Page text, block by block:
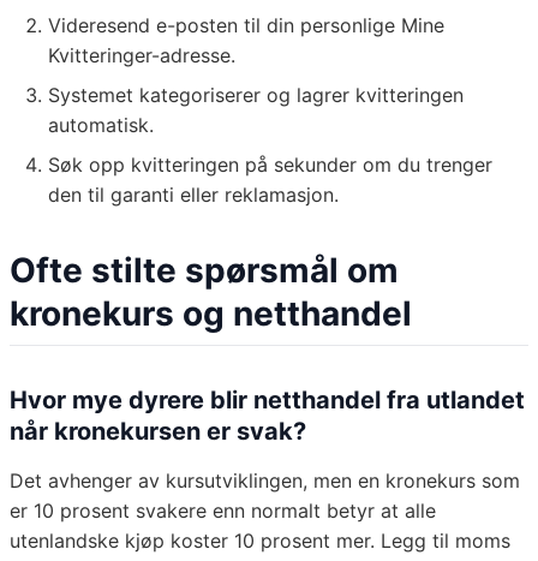
Videresend e-posten til din personlige Mine
Kvitteringer-adresse.
Systemet kategoriserer og lagrer kvitteringen
automatisk.
Søk opp kvitteringen på sekunder om du trenger
den til garanti eller reklamasjon.
Ofte stilte spørsmål om
kronekurs og netthandel
Hvor mye dyrere blir netthandel fra utlandet
når kronekursen er svak?
Det avhenger av kursutviklingen, men en kronekurs som
er 10 prosent svakere enn normalt betyr at alle
utenlandske kjøp koster 10 prosent mer. Legg til moms